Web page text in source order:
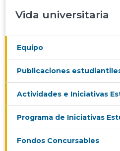
Vida universitaria
Equipo
Publicaciones
Actividades e Iniciativas
Programa de Iniciativas
Fondos Concursables